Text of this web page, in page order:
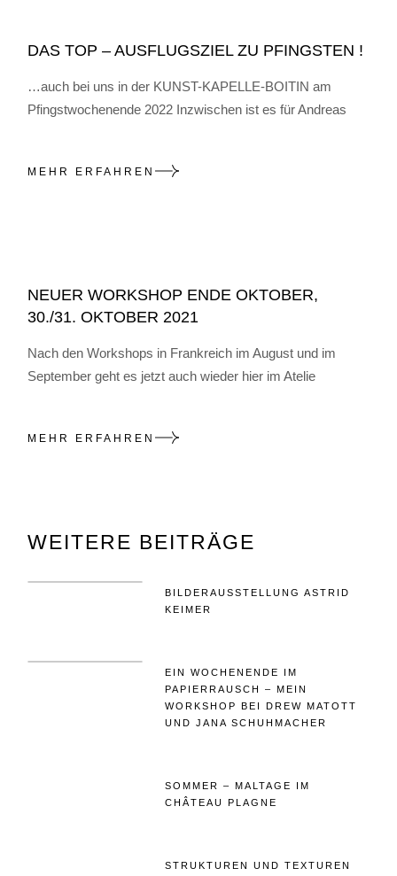
DAS TOP – AUSFLUGSZIEL ZU PFINGSTEN !
…auch bei uns in der KUNST-KAPELLE-BOITIN am
Pfingstwochenende 2022 Inzwischen ist es für Andreas
MEHR ERFAHREN
NEUER WORKSHOP ENDE OKTOBER,
30./31. OKTOBER 2021
Nach den Workshops in Frankreich im August und im
September geht es jetzt auch wieder hier im Atelie
MEHR ERFAHREN
WEITERE BEITRÄGE
BILDERAUSSTELLUNG ASTRID
KEIMER
EIN WOCHENENDE IM
PAPIERRAUSCH – MEIN
WORKSHOP BEI DREW MATOTT
UND JANA SCHUHMACHER
SOMMER – MALTAGE IM
CHÂTEAU PLAGNE
STRUKTUREN UND TEXTUREN